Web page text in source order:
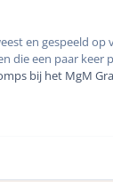
en gespeeld
die een paar
bij het MgM